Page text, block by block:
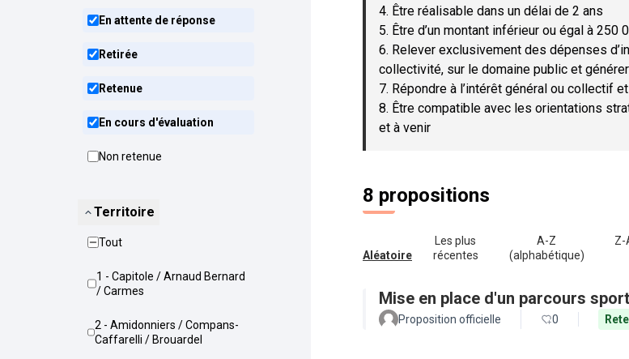
En attente de réponse
Retirée
Retenue
En cours d'évaluation
Non retenue
Territoire
Tout
1 - Capitole / Arnaud Bernard
/ Carmes
2 - Amidonniers / Compans-
Caffarelli / Brouardel
4. Être réalisable dans un délai de 2 ans
5. Être d’un montant inférieur ou égal à 250
6. Relever exclusivement des dépenses
collectivité, sur le domaine public et
7. Répondre à l’intérêt général ou collectif
8. Être compatible avec les orientations
et à venir
8 propositions
Aléatoire
Les plus
récentes
A-Z
(alphabétique)
Z-
Mise en place d'un parcours
Proposition officielle 0